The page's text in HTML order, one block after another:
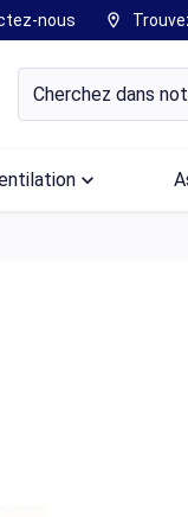
nous location_on
keyboard_arrow_down